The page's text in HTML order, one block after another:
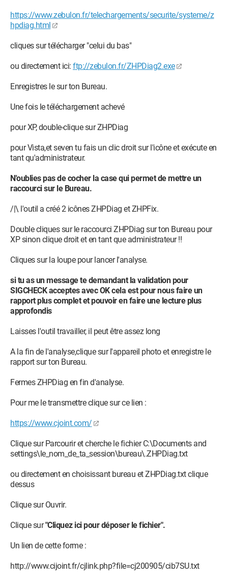
https://www.zebulon.fr/telechargements/securite/systeme/z
hpdiag.html
cliques sur télécharger "celui du bas"
ou directement ici: ftp://zebulon.fr/ZHPDiag2.exe
Enregistres le sur ton Bureau.
Une fois le téléchargement achevé
pour XP, double-clique sur ZHPDiag
pour Vista,et seven tu fais un clic droit sur l'icône et exécute en
tant qu'administrateur.
N'oublies pas de cocher la case qui permet de mettre un
raccourci sur le Bureau.
/|\ l'outil a créé 2 icônes ZHPDiag et ZHPFix.
Double cliques sur le raccourci ZHPDiag sur ton Bureau pour
XP sinon clique droit et en tant que administrateur !!
Cliques sur la loupe pour lancer l'analyse.
si tu as un message te demandant la validation pour
SIGCHECK acceptes avec OK cela est pour nous faire un
rapport plus complet et pouvoir en faire une lecture plus
approfondis
Laisses l'outil travailler, il peut être assez long
A la fin de l'analyse,clique sur l'appareil photo et enregistre le
rapport sur ton Bureau.
Fermes ZHPDiag en fin d'analyse.
Pour me le transmettre clique sur ce lien :
https://www.cjoint.com/
Clique sur Parcourir et cherche le fichier C:\Documents and
settings\le_nom_de_ta_session\bureau\.ZHPDiag.txt
ou directement en choisissant bureau et ZHPDiag.txt clique
dessus
Clique sur Ouvrir.
Clique sur"Cliquez ici pour déposer le fichier".
Un lien de cette forme :
http://www.cijoint.fr/cjlink.php?file=cj200905/cib7SU.txt